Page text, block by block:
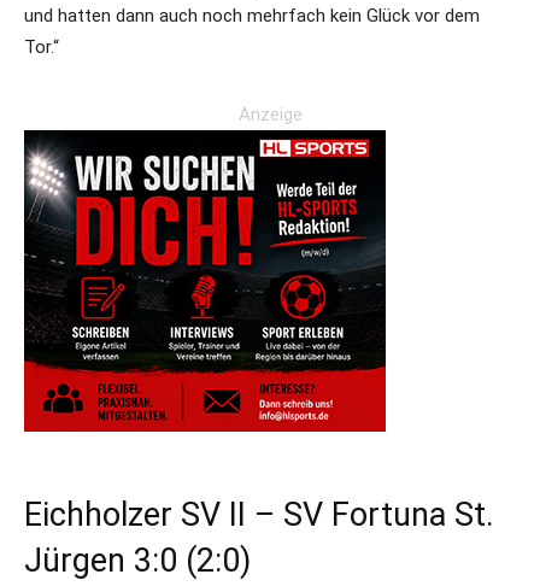
und hatten dann auch noch mehrfach kein Glück vor dem
Tor.“
Anzeige
Eichholzer SV II – SV Fortuna St.
Jürgen 3:0 (2:0)